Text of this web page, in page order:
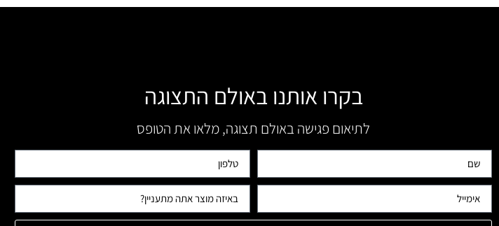
בקרו אותנו באולם התצוגה
לתיאום פגישה באולם תצוגה, מלאו את הטופס